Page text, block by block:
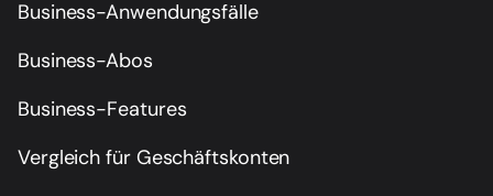
Business-Anwendungsfälle
Business-Abos
Business-Features
Vergleich für Geschäftskonten